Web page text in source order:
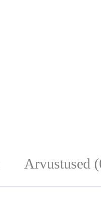
Arvustused